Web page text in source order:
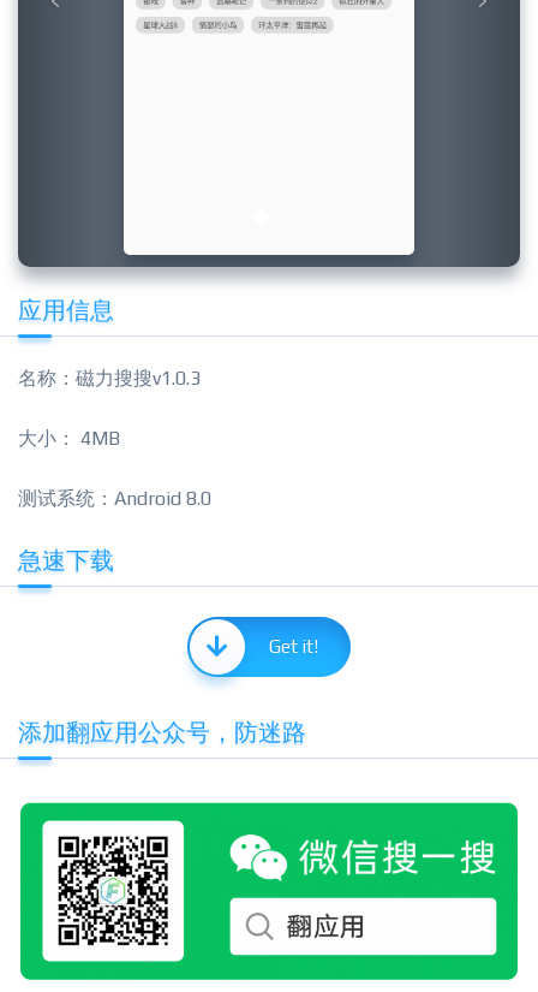
应用信息
名称：磁力搜搜v1.0.3
大小： 4MB
测试系统：Android 8.0
急速下载
Get it!
添加翻应用公众号，防迷路